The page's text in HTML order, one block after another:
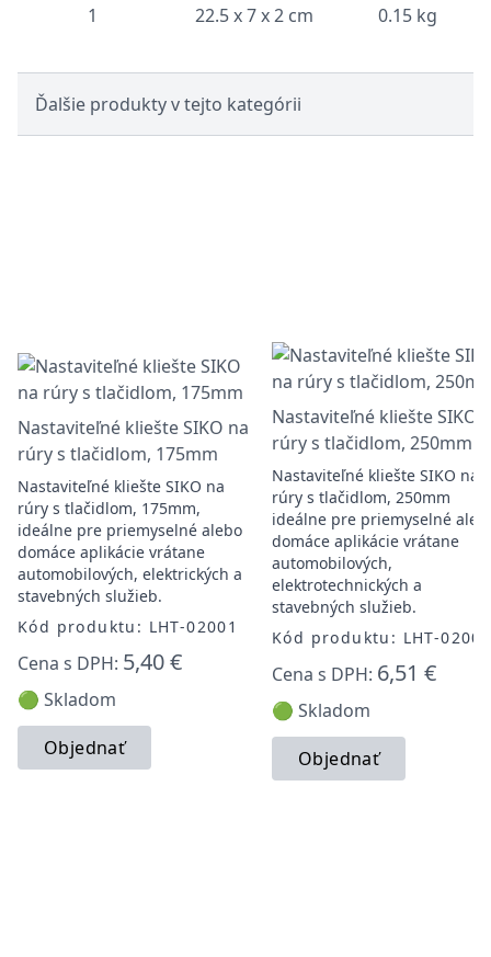
1
22.5 x 7 x 2 cm 0.15 kg
Ďalšie produkty v tejto kategórii
Nastaviteľné kliešte SIKO na
rúry s tlačidlom, 175mm
Nastaviteľné kliešte SIKO na
rúry s tlačidlom, 175mm,
ideálne pre priemyselné alebo
domáce aplikácie vrátane
automobilových, elektrických a
stavebných služieb.
Kód produktu: LHT-02001
Cena s DPH: 5,40 €
🟢 Skladom
Objednať
Nastaviteľné kliešte SIKO
rúry s tlačidlom, 250mm
Nastaviteľné kliešte SIKO na
rúry s tlačidlom, 250mm
ideálne pre priemyselné
domáce aplikácie vrátane
automobilových,
elektrotechnických a
stavebných služieb.
Kód produktu: LHT-
Cena s DPH: 6,51 €
🟢 Skladom
Objednať